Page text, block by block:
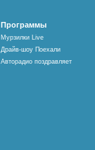
Программы
Мурзилки Live
Драйв-шоу Поехали
Авторадио поздравляет